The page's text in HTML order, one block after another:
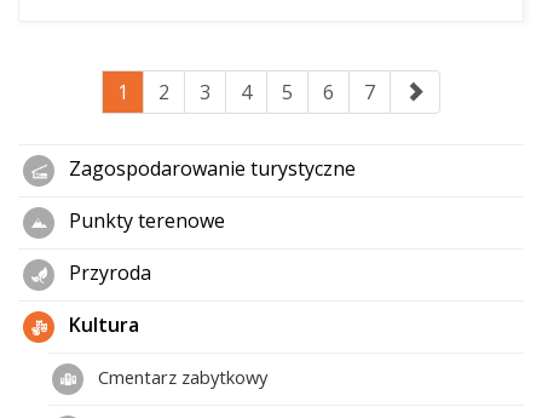
1 2 3 4 5 6 7
Zagospodarowanie turystyczne
Punkty terenowe
Przyroda
Kultura
Cmentarz zabytkowy